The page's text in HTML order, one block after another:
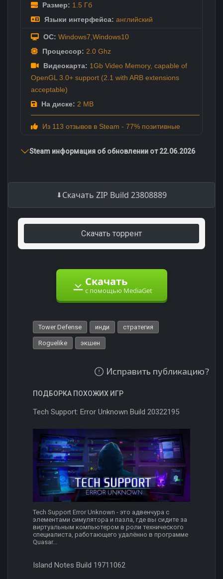
Размер: 1.5 Гб
Языки интерфейса: английский
ОС: Windows7,Windows10
Процессор: 2.0 Ghz
Видеокарта: 1Gb Video Memory, capable of
OpenGL 3.0+ support (2.1 with ARB extensions
acceptable)
На диске: 2 MB
Из 113 отзывов в Steam - 77% позитивные
Steam информация об обновлении от 22.06.2026
Скачать ZIP Build 23808889
Скачать торрент
Скачать
с помощью MediaGet
Tower Defense инди стратегия
Roguelike экшен
Исправить публикацию?
ПОДБОРКА ПОХОЖИХ ИГР
Tech Support: Error Unknown Build 20322195
Tech Support Error Unknown - это адвенчура с
элементами симулятора и пазла, где вы сидите за
виртуальным компьютером в роли технического
специалиста, работающего удалённо в программе
Quasar...
Island Notes Build 19711062